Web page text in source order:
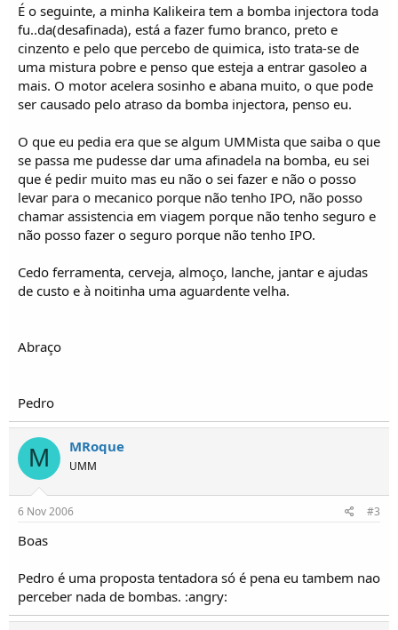
i
s
É o seguinte, a minha Kalikeira tem a bomba injectora toda
fu..da(desafinada), está a fazer fumo branco, preto e
cinzento e pelo que percebo de quimica, isto trata-se de
uma mistura pobre e penso que esteja a entrar gasoleo a
mais. O motor acelera sosinho e abana muito, o que pode
ser causado pelo atraso da bomba injectora, penso eu.
O que eu pedia era que se algum UMMista que saiba o que
se passa me pudesse dar uma afinadela na bomba, eu sei
que é pedir muito mas eu não o sei fazer e não o posso
levar para o mecanico porque não tenho IPO, não posso
chamar assistencia em viagem porque não tenho seguro e
não posso fazer o seguro porque não tenho IPO.
Cedo ferramenta, cerveja, almoço, lanche, jantar e ajudas
de custo e à noitinha uma aguardente velha.
Abraço
Pedro
M MRoque
UMM
6 Nov 2006 #3
Boas
Pedro é uma proposta tentadora só é pena eu tambem nao
perceber nada de bombas. :angry: